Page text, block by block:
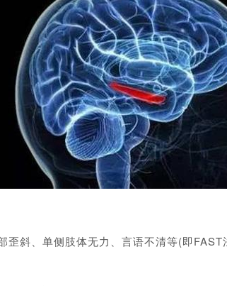
斜、单侧肢体无力、言语不清等(即FAST